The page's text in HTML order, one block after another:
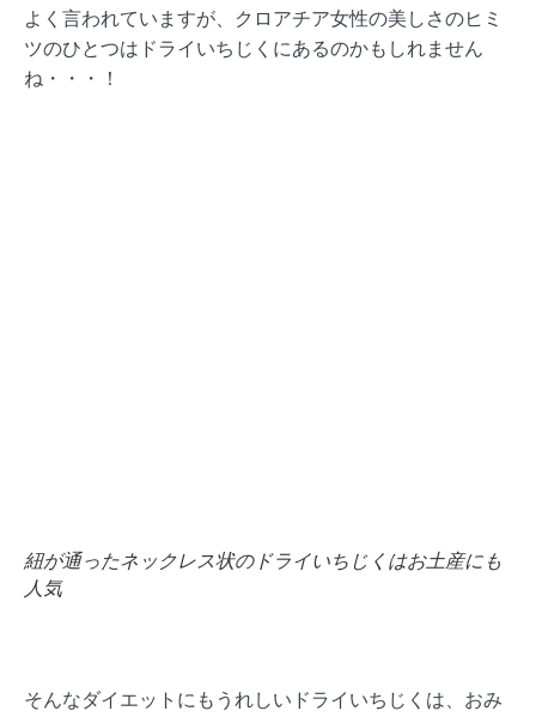
よく言われていますが、クロアチア女性の美しさのヒミ
ツのひとつはドライいちじくにあるのかもしれません
ね・・・！
紐が通ったネックレス状のドライいちじくはお土産にも
人気
そんなダイエットにもうれしいドライいちじくは、おみ